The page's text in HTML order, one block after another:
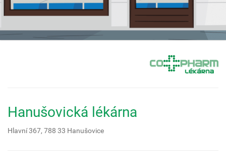
Hanušovická lékárna
Hlavní 367, 788 33 Hanušovice